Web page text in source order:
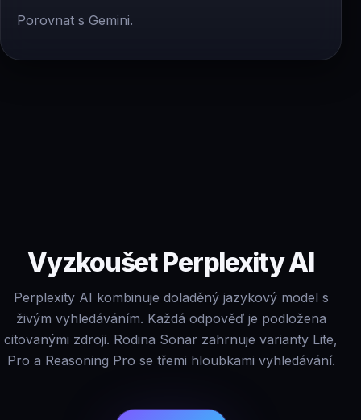
Porovnat s Gemini.
Vyzkoušet Perplexity AI
Perplexity AI kombinuje doladěný jazykový model s
živým vyhledáváním. Každá odpověď je podložena
citovanými zdroji. Rodina Sonar zahrnuje varianty Lite,
Pro a Reasoning Pro se třemi hloubkami vyhledávání.